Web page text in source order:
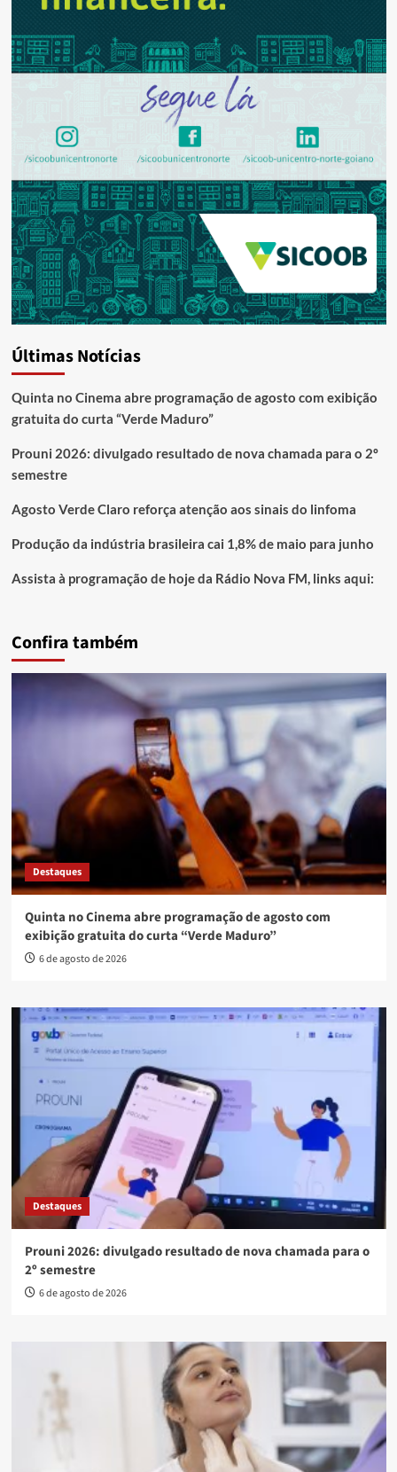
Últimas Notícias
Quinta no Cinema abre programação de agosto com exibição
gratuita do curta “Verde Maduro”
Prouni 2026: divulgado resultado de nova chamada para o 2º
semestre
Agosto Verde Claro reforça atenção aos sinais do linfoma
Produção da indústria brasileira cai 1,8% de maio para junho
Assista à programação de hoje da Rádio Nova FM, links aqui:
Confira também
Destaques
Quinta no Cinema abre programação de agosto com
exibição gratuita do curta “Verde Maduro”
6 de agosto de 2026
Destaques
Prouni 2026: divulgado resultado de nova chamada para o
2º semestre
6 de agosto de 2026